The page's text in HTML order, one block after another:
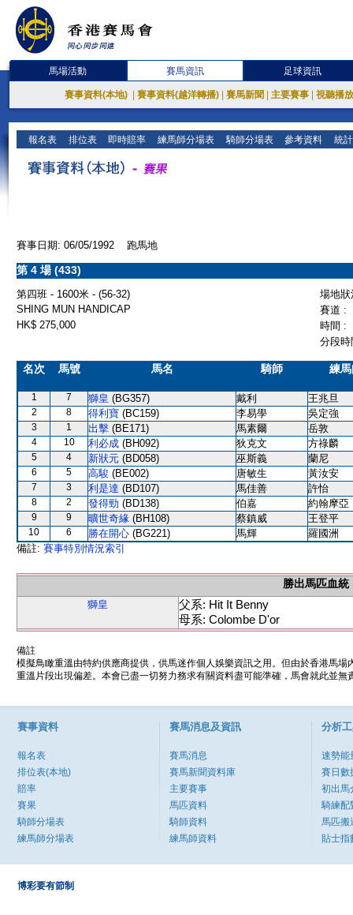
馬場活動 賽馬資訊 足球資訊
賽事資料(本地) 賽事資料(越洋轉播) 賽馬新聞 主要賽事 視聽播
報名表 排位表 即時賠率 練馬師分場表 騎師分場表 參考資料 統
賽事日期: 06/05/1992 跑馬地
第 4 場 (433)
第四班 - 1600米 - (56-32)
場地
SHING MUN HANDICAP
賽道 :
HK$ 275,000
時間 :
分段
名次 馬號 馬名 騎師 練
1 7 獅皇 (BG357) 戴利 王兆旦
2 8 得利寶 (BC159) 李易學 吳定強
3 1 出擊 (BE171) 馬素爾 岳敦
4 10 利必成 (BH092) 狄克文 方祿麟
5 4 新狀元 (BD058) 巫斯義 蘭尼
6 5 高駿 (BE002) 唐敏生 黃汝安
7 3 利是達 (BD107) 馬佳善 許怡
8 2 發得勁 (BD138) 伯嘉 約翰摩亞
9 9 曠世奇緣 (BH108) 蔡鎮威 王登平
10 6 勝在開心 (BG221) 馬輝
羅國洲
備註: 賽事特別情況索引
勝出馬匹血統
獅皇
父系: Hit It Benny
母系: Colombe D'or
備註
模擬鳥瞰重溫由特約供應商提供，供馬迷作個人娛樂資訊之用。但由於香港馬
重溫片段出現偏差。本會已盡一切努力務求有關資料盡可能準確，馬會就此並
賽事資料
報名表
排位表(本地)
賠率
賽果
騎師分場表
練馬師分場表
賽馬消息及資訊
賽馬消息
賽馬新聞資料庫
主要賽事
馬匹資料
騎師資料
練馬師資料
分析
速勢能
賽日數
初出馬
騎練配
馬匹搬
貼士指
博彩要有節制